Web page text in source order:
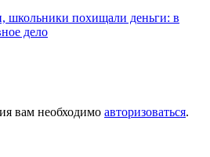
школьники похищали деньги: в
дело
вам необходимо авторизоваться.